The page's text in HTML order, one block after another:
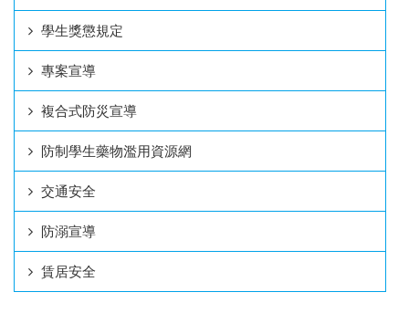
學生獎懲規定
專案宣導
複合式防災宣導
防制學生藥物濫用資源網
交通安全
防溺宣導
賃居安全